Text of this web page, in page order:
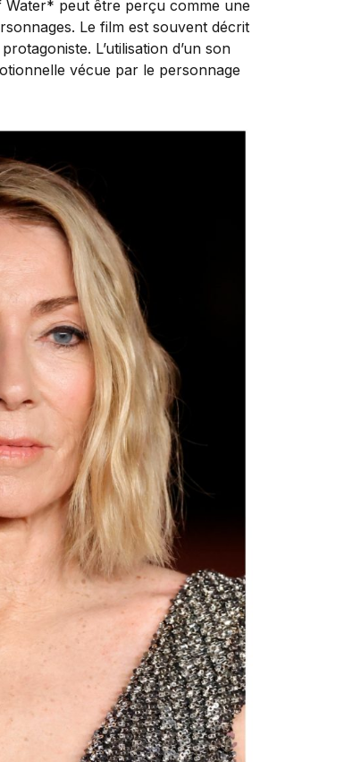
Water* peut être perçu comme une
Le film est souvent décrit
L’utilisation d’un son
vécue par le personnage